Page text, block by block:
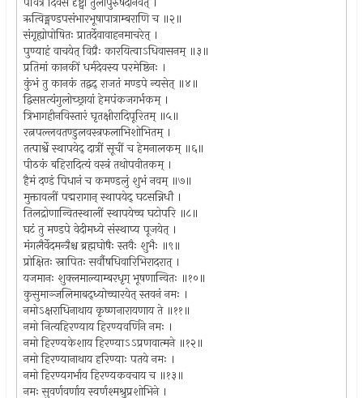
ऋत्विङ्मण्डपसंभारभूषापात्राम्बराणि च ॥२॥
संगृह्योपोषितः प्रातर्देवावाहनमाचरेत् ।
पुण्याहं वाचयेत् विप्रैः कारयित्वाऽधिवासनम् ॥३॥
प्रतिमां कानकीं धर्मदेवस्य परमेष्ठिनः ।
कुंभं तु कानकं तद्वद् राजतं मण्डपे न्यसेत् ॥४॥
द्विसप्तत्यंगुलोच्छ्रायां हेमपंकजगर्भकम् ।
त्रिभागहीनविस्तारं घृतक्षीरादिपूरितम् ॥५॥
रत्नपल्लवतण्डुलवस्त्रफलाभिशोभितम् ।
तत्पार्श्वे स्थापयेद् दात्रीं सूचीं च हेमनालकम् ॥६॥
पीठकं बहिरादित्यं वस्त्रं तथोपवीतकम् ।
हैमं दण्डं पिधानं च कमण्डलुं शुभं नवम् ॥७॥
मुक्तावलीं पद्मरागान् स्थापयेद् घटसन्निधौ ।
तिलद्रोणान्वितस्थालीं स्थापयेच्च घटोपरि ॥८॥
घटं तु मण्डपे वेदीमध्ये संस्थाप्य पूजयेत् ।
मंगलैर्वेदमन्त्रैश्च ब्रह्मघोषैः स्तवैः शुभैः ॥९॥
प्रोक्षितः स्नापितः सर्वौषधिवारिभिरादरात् ।
यजमानः शुक्लमाल्याम्बरधृग् भूषणान्वितः ॥१०॥
कुसुमाञ्जलिमाबद्ध्योच्चारयेत् स्तवनं नमः ।
नमोऽक्षराधिनाथाय कृष्णनारायणाय ते ॥११॥
नमो नित्यहिरण्याय हिरण्यवर्णिने नमः ।
नमो हिरण्यकेशाय हिरण्याऽऽप्रणवात्मने ॥१२॥
नमो हिरण्यानाथाय हरिण्याः पतये नमः ।
नमो हिरण्यगर्भाय हिरण्यकवचाय च ॥१३॥
नमः सुवर्णवर्णाय स्वर्णश्मश्रुप्रशोभिने ।